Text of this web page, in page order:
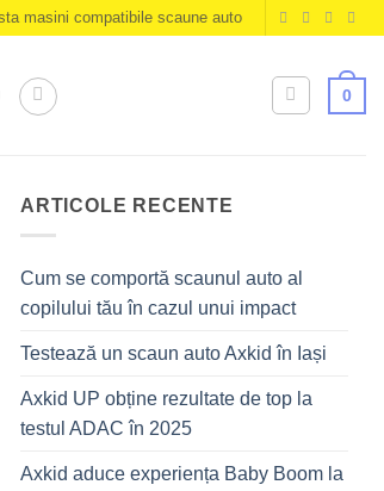
masini compatibile scaune auto
0
ARTICOLE RECENTE
Cum se comportă scaunul auto al
copilului tău în cazul unui impact
Testează un scaun auto Axkid în Iași
Axkid UP obține rezultate de top la
testul ADAC în 2025
Axkid aduce experiența Baby Boom la